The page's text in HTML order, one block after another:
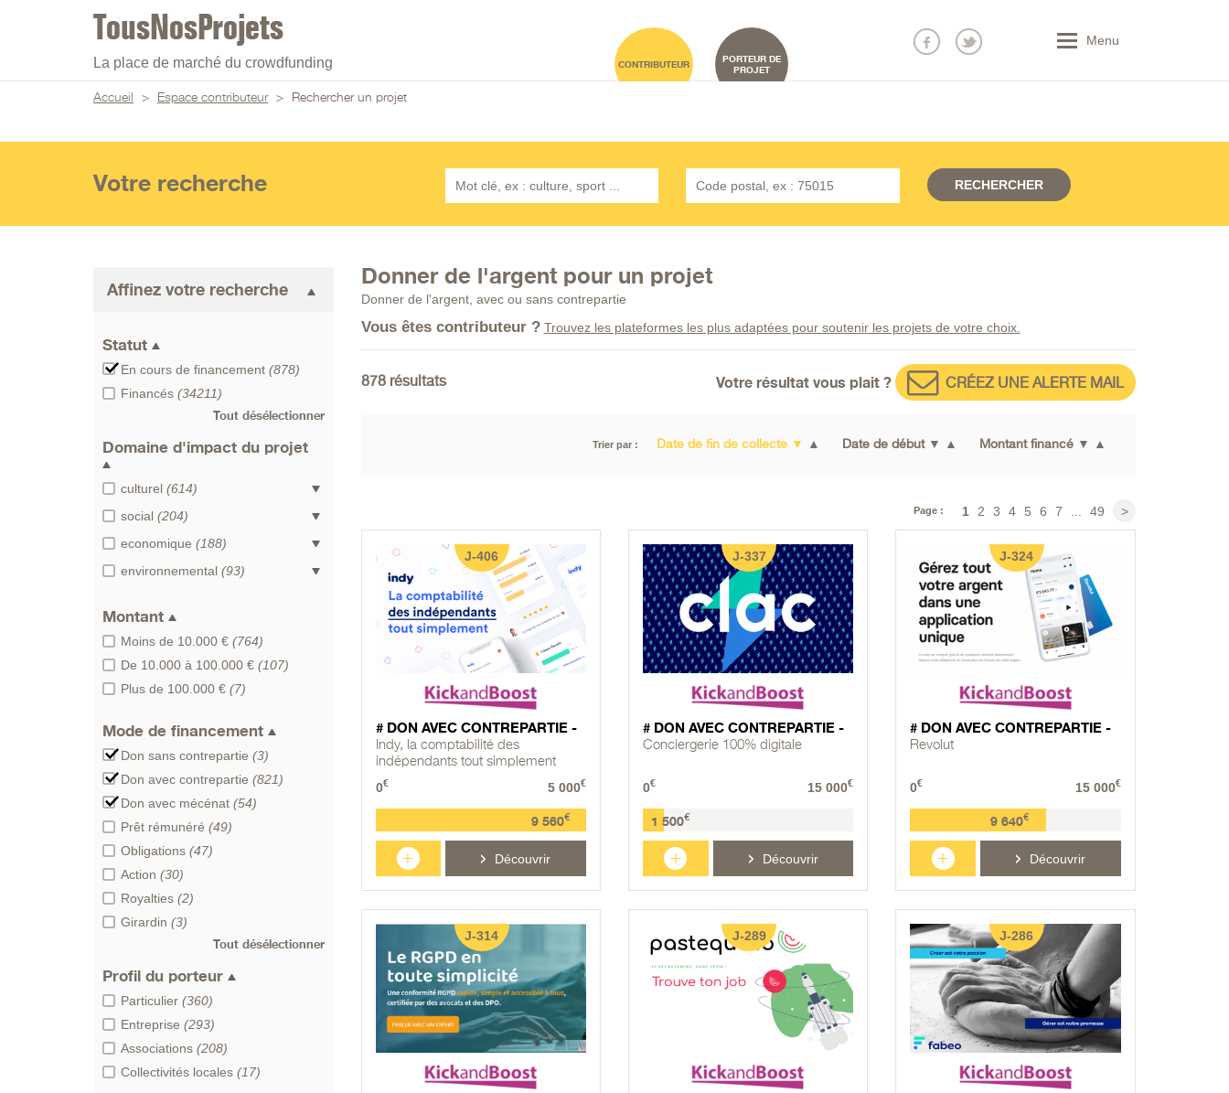
La place de marché du crowdfunding CONTRIBUTEUR
PORTEUR DE
PROJET
Menu
Accueil > Espace contributeur > Rechercher un projet
Votre recherche
Affinez votre recherche
Statut
En cours de financement (878)
Financés (34211)
Tout désélectionner
Domaine d'impact du projet
culturel (614)
social (204)
economique (188)
environnemental (93)
Montant
Moins de 10.000 € (764)
De 10.000 à 100.000 € (107)
Plus de 100.000 € (7)
Mode de financement
Don sans contrepartie (3)
Don avec contrepartie (821)
Don avec mécénat (54)
Prêt rémunéré (49)
Obligations (47)
Action (30)
Royalties (2)
Girardin (3)
Tout désélectionner
Profil du porteur
Particulier (360)
Entreprise (293)
Associations (208)
Collectivités locales (17)
Donner de l'argent pour un projet
Donner de l'argent, avec ou sans contrepartie
Vous êtes contributeur ? Trouvez les plateformes les plus adaptées pour soutenir les projets de votre choix.
878 résultats Votre résultat vous plait ? CRÉEZ UNE ALERTE MAIL
Trier par : Date de fin de collecte ▼ ▲ Date de début ▼ ▲ Montant financé ▼ ▲
Page : 1 2 3 4 5 6 7 49 >
J-406
# DON AVEC CONTREPARTIE -
Indy, la comptabilité des
indépendants tout simplement
0€ 5 000€
9 560€
+ Découvrir
J-337
# DON AVEC CONTREPARTIE -
Conciergerie 100% digitale
0€ 15 000€
1 500€
+ Découvrir
J-324
# DON AVEC CONTREPARTIE -
Revolut
0€ 15 000€
9 640€
+ Découvrir
J-314 J-289 J-286